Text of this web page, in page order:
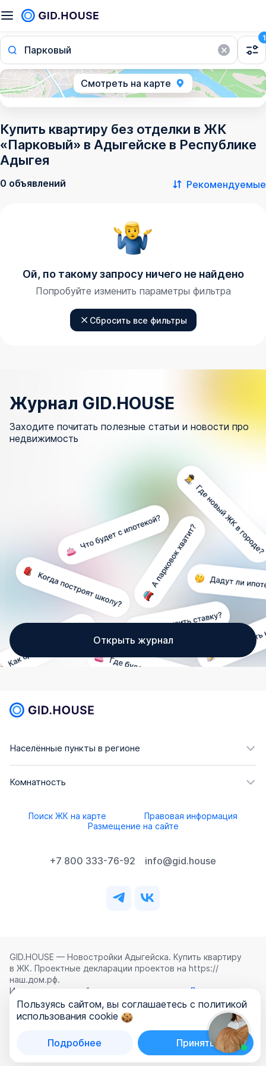
Парковый
1
Смотреть на карте
Купить квартиру без отделки в ЖК
«Парковый» в Адыгейске в Республике
Адыгея
0 объявлений Рекомендуемые
Ой, по такому запросу ничего не найдено
Попробуйте изменить параметры фильтра
Сбросить все фильтры
Журнал GID.HOUSE
Заходите почитать полезные статьи и новости про
недвижимость
Открыть журнал
Населённые пункты в регионе
Комнатность
Поиск ЖК на карте
Правовая информация
Размещение на сайте
+7 800 333-76-92 info@gid.house
GID.HOUSE — Новостройки Адыгейска. Купить квартиру
в ЖК. Проектные декларации проектов на https://
наш.дом.рф.
Использование сайта означает согласие с
Лицензионным
соглашением ,Политикой конфиденциальностии
Политикой обработки персональных данных
ООО «ГИД.ХАУЗ»
Пользуясь сайтом, вы соглашаетесь с политикой
использования cookie
Подробнее Принять